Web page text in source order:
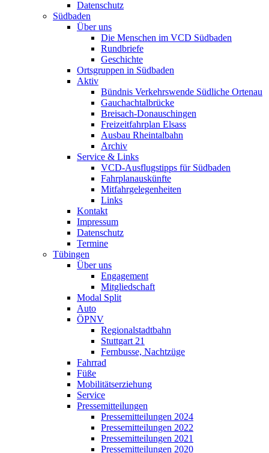
Datenschutz
Südbaden
Über uns
Die Menschen im VCD Südbaden
Rundbriefe
Geschichte
Ortsgruppen in Südbaden
Aktiv
Bündnis Verkehrswende Südliche Ortenau
Gauchachtalbrücke
Breisach-Donauschingen
Freizeitfahrplan Elsass
Ausbau Rheintalbahn
Archiv
Service & Links
VCD-Ausflugstipps für Südbaden
Fahrplanauskünfte
Mitfahrgelegenheiten
Links
Kontakt
Impressum
Datenschutz
Termine
Tübingen
Über uns
Engagement
Mitgliedschaft
Modal Split
Auto
ÖPNV
Regionalstadtbahn
Stuttgart 21
Fernbusse, Nachtzüge
Fahrrad
Füße
Mobilitätserziehung
Service
Pressemitteilungen
Pressemitteilungen 2024
Pressemitteilungen 2022
Pressemitteilungen 2021
Pressemitteilungen 2020